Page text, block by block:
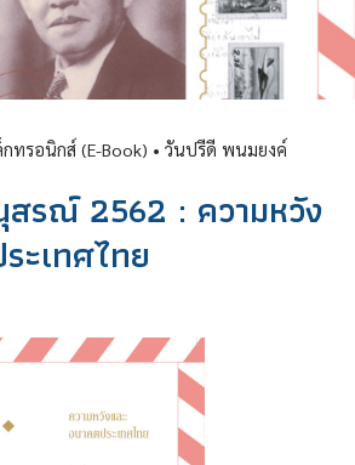
ทรอนิกส์ (E-Book) • วันปรีดี พนมยงค์
รณ์ 2562 : ความหวัง
ะเทศไทย